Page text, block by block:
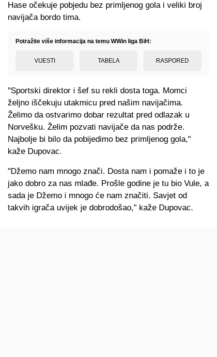
Hase očekuje pobjedu bez primljenog gola i veliki broj
navijača bordo tima.
Potražite više informacija na temu WWin liga BiH:
VIJESTI TABELA RASPORED
"Sportski direktor i šef su rekli dosta toga. Momci
željno iščekuju utakmicu pred našim navijačima.
Želimo da ostvarimo dobar rezultat pred odlazak u
Norvešku. Želim pozvati navijače da nas podrže.
Najbolje bi bilo da pobijedimo bez primljenog gola,"
kaže Dupovac.
"Džemo nam mnogo znači. Dosta nam i pomaže i to je
jako dobro za nas mlađe. Prošle godine je tu bio Vule, a
sada je Džemo i mnogo će nam značiti. Savjet od
takvih igrača uvijek je dobrodošao," kaže Dupovac.